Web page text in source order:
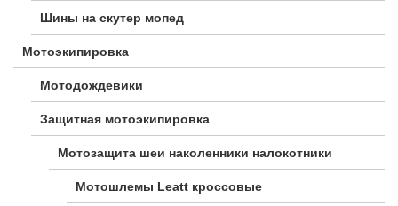
Шины на скутер мопед
Мотоэкипировка
Мотодождевики
Защитная мотоэкипировка
Мотозащита шеи наколенники налокотники
Мотошлемы Leatt кроссовые